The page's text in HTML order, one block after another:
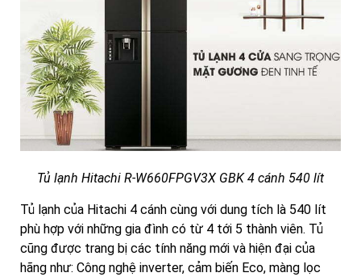
Tủ lạnh Hitachi R-W660FPGV3X GBK 4 cánh 540 lít
Tủ lạnh của Hitachi 4 cánh cùng với dung tích là 540 lít
phù hợp với những gia đình có từ 4 tới 5 thành viên. Tủ
cũng được trang bị các tính năng mới và hiện đại của
hãng như: Công nghệ inverter, cảm biến Eco, màng lọc